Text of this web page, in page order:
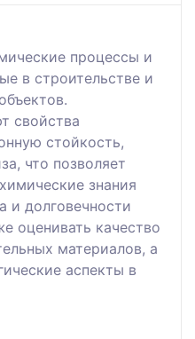
процессы и
в строительстве и
свойства
стойкость,
что позволяет
знания
и долговечности
оценивать качество
материалов, а
аспекты в